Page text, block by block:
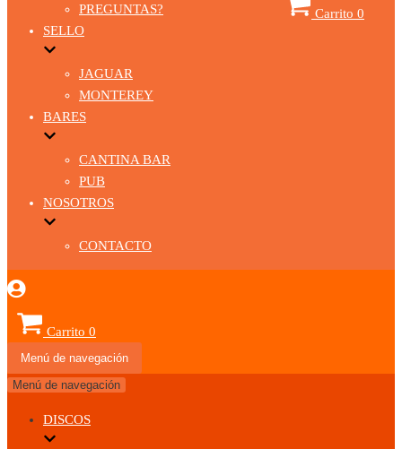
PREGUNTAS?
SELLO
JAGUAR
MONTEREY
BARES
CANTINA BAR
PUB
NOSOTROS
CONTACTO
Carrito 0
Carrito 0
Menú de navegación
Menú de navegación
DISCOS